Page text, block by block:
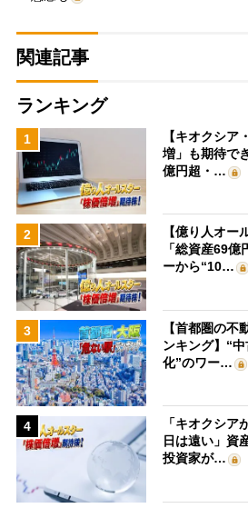
関連記事
ランキング
1
【キオクシア
増」も期待で
億円超・…
2
【億り人オー
「総資産69
ーから“10…
3
【首都圏の不
ンキング】“
化”のワー…
4
「キオクシア
日は遠い」資
投資家が…